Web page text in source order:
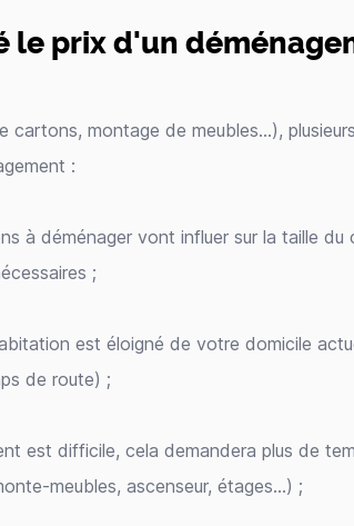
le prix d'un
cartons, montage de meubles…), plusieurs
:
à déménager vont influer sur la taille du
;
est éloigné de votre domicile
de route) ;
est difficile, cela demandera plus de
meubles, ascenseur, étages…) ;